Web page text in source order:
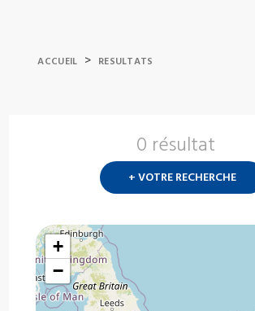
ACCUEIL > RESULTATS
0 résultat
+ VOTRE RECHERCHE
+
−